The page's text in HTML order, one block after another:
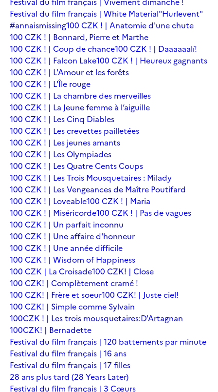
Festival du film français | White Material"Hurlevent"
#annaismissing100 CZK ! | Anatomie d'une chute
100 CZK ! | Bonnard, Pierre et Marthe
100 CZK ! | Coup de chance100 CZK ! | Daaaaaalí!
100 CZK ! | Falcon Lake100 CZK ! | Heureux gagnants
100 CZK ! | L'Amour et les forêts
100 CZK ! | L'Île rouge
100 CZK ! | La chambre des merveilles
100 CZK ! | La Jeune femme à l’aiguille
100 CZK ! | Les Cinq Diables
100 CZK ! | Les crevettes pailletées
100 CZK ! | Les jeunes amants
100 CZK ! | Les Olympiades
100 CZK ! | Les Quatre Cents Coups
100 CZK ! | Les Trois Mousquetaires : Milady
100 CZK ! | Les Vengeances de Maître Poutifard
100 CZK ! | Loveable100 CZK ! | Maria
100 CZK ! | Miséricorde100 CZK ! | Pas de vagues
100 CZK ! | Un parfait inconnu
100 CZK ! | Une affaire d'honneur
100 CZK ! | Une année difficile
100 CZK ! | Wisdom of Happiness
100 CZK | La Croisade100 CZK! | Close
100 CZK! | Complètement cramé !
100 CZK! | Frère et soeur100 CZK! | Juste ciel!
100 CZK! | Simple comme Sylvain
100CZK ! | Les trois mousquetaires:D'Artagnan
100CZK! | Bernadette
Festival du film français | 120 battements par minute
Festival du film français | 16 ans
Festival du film français | 17 filles
28 ans plus tard (28 Years Later)
Festival du film français | 3 Cœurs